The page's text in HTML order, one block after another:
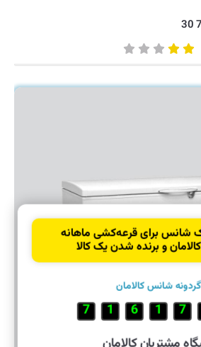
شانس برای قرعه‌کشی ماهانه
و برنده شدن یک کالا
گردونه شانس کالامان
9
2
8
7
7